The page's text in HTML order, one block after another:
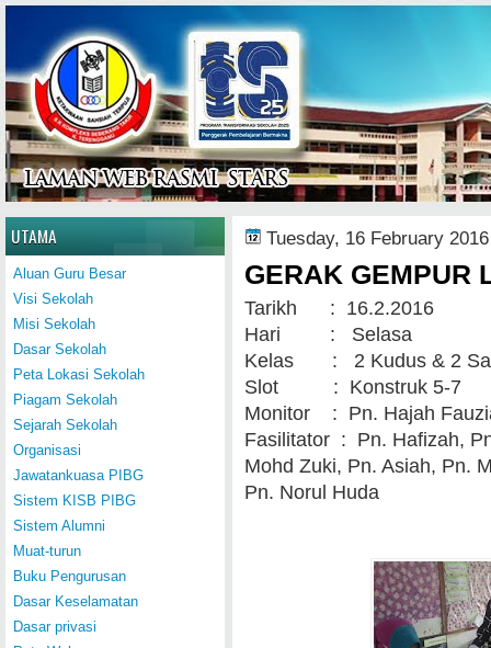
Home
Tuesday, 16 February 2016
GERAK GEMPUR
Tarikh : 16.2.2016
Hari : Selasa
Kelas : 2 Kudus & 2
Slot : Konstruk 5-7
Monitor : Pn. Hajah
Fasilitator : Pn. Hafizah,
Mohd Zuki, Pn.
Pn. Norul Huda
UTAMA
Aluan Guru Besar
Visi Sekolah
Misi Sekolah
Dasar Sekolah
Peta Lokasi Sekolah
Piagam Sekolah
Sejarah Sekolah
Organisasi
Jawatankuasa PIBG
Sistem KISB PIBG
Sistem Alumni
Muat-turun
Buku Pengurusan
Dasar Keselamatan
Dasar privasi